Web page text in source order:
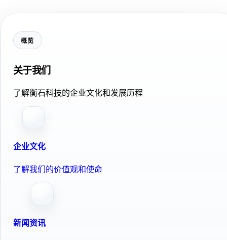
概览
关于我们
了解衡石科技的企业文化和发展历程
企业文化
了解我们的价值观和使命
新闻资讯